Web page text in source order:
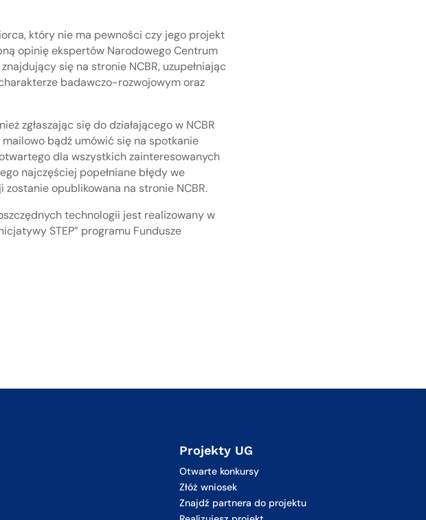
który nie ma pewności czy jego projekt
opinię ekspertów Narodowego Centrum
znajdujący się na stronie NCBR, uzupełniając
badawczo-rozwojowym oraz
zgłaszając się do działającego w NCBR
bądź umówić się na spotkanie
dla wszystkich zainteresowanych
najczęściej popełniane błędy we
opublikowana na stronie NCBR.
technologii jest realizowany w
STEP” programu Fundusze
Projekty UG
Otwarte konkursy
Złóż wniosek
Znajdź partnera do projektu